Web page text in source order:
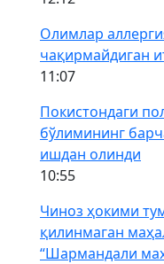
Олимлар
чақирмайдиган
11:07
Покистондаги
бўлимининг
ишдан олинди
10:55
Чиноз ҳокими
қилинмаган
“Шармандали